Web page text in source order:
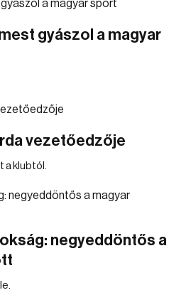
gyászol a magyar
vezetőedzője
a klubtól.
negyeddöntős a